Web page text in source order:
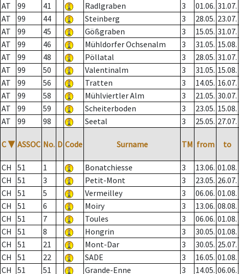
AT
99 41 Radlgraben 3 01.06. 31.07.
AT
99 44 Steinberg 3 28.05. 23.07.
AT
99 45 Gößgraben 3 15.05. 31.07.
AT
99 46 Mühldorfer Ochsenalm 3 31.05. 15.08.
AT
99 48 Pöllatal 3 28.05. 31.07.
AT
99 50 Valentinalm 3 31.05. 15.08.
AT
99 56 Tratten 3 14.05. 16.07.
AT
99 58 Mühlviertler Alm 3 21.05. 30.07.
AT
99 59 Scheiterboden 3 23.05. 15.08.
AT
99 98 Seetal 3 25.05. 27.07.
C ▼ ASSOC No. D Code Surname TM from to
CH
51 1 Bonatchiesse 3 13.06. 01.08.
CH
51 3 Petit-Mont 3 23.05. 26.07.
CH
51 5 Vermeilley 3 06.06. 01.08.
CH
51 6 Moiry 3 13.06. 08.08.
CH
51 7 Toules 3 06.06. 01.08.
CH
51 8 Hongrin 3 30.05. 01.08.
CH
51 21 Mont-Dar 3 30.05. 25.07.
CH
51 22 SADE 3 16.05. 01.08.
CH
51 51 Grande-Enne 3 14.05. 06.06.